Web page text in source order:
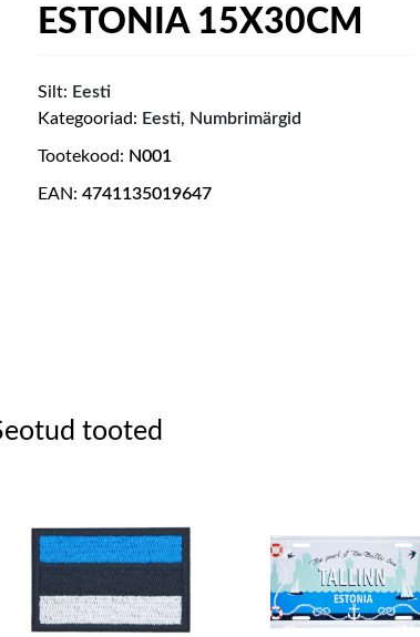
ESTONIA 15X30CM
EAN: 4741135019647
Tootekood: N001
Kategooriad: Eesti, Numbrimärgid
Silt: Eesti
tooted